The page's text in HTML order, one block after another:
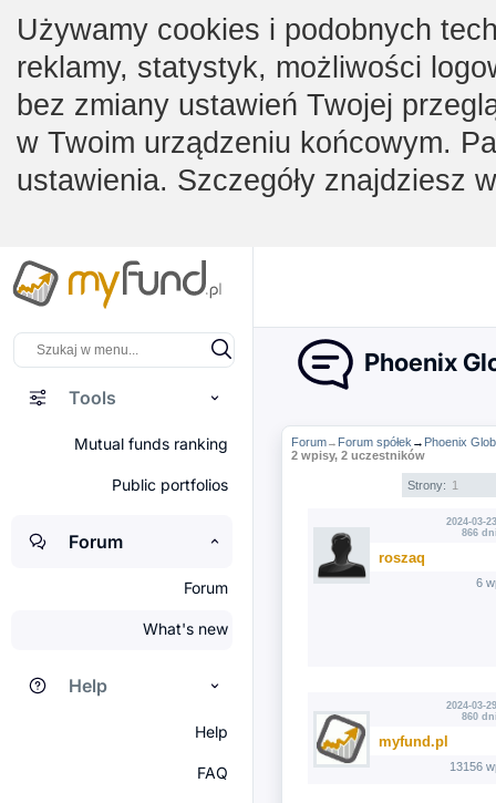
Używamy cookies i podobnych
reklamy, statystyk, możliwości
bez zmiany ustawień Twojej
w Twoim urządzeniu końcowym.
ustawienia. Szczegóły znajdziesz
Tools
Mutual funds ranking
Public portfolios
Forum
Forum
What's new
Help
Help
FAQ
Phoenix
Forum→ Forum spółek → Phoenix
2 wpisy, 2 uczestników
Strony: 1
2024-03-
866
roszaq
6
2024-03-
860
myfund.pl
13156